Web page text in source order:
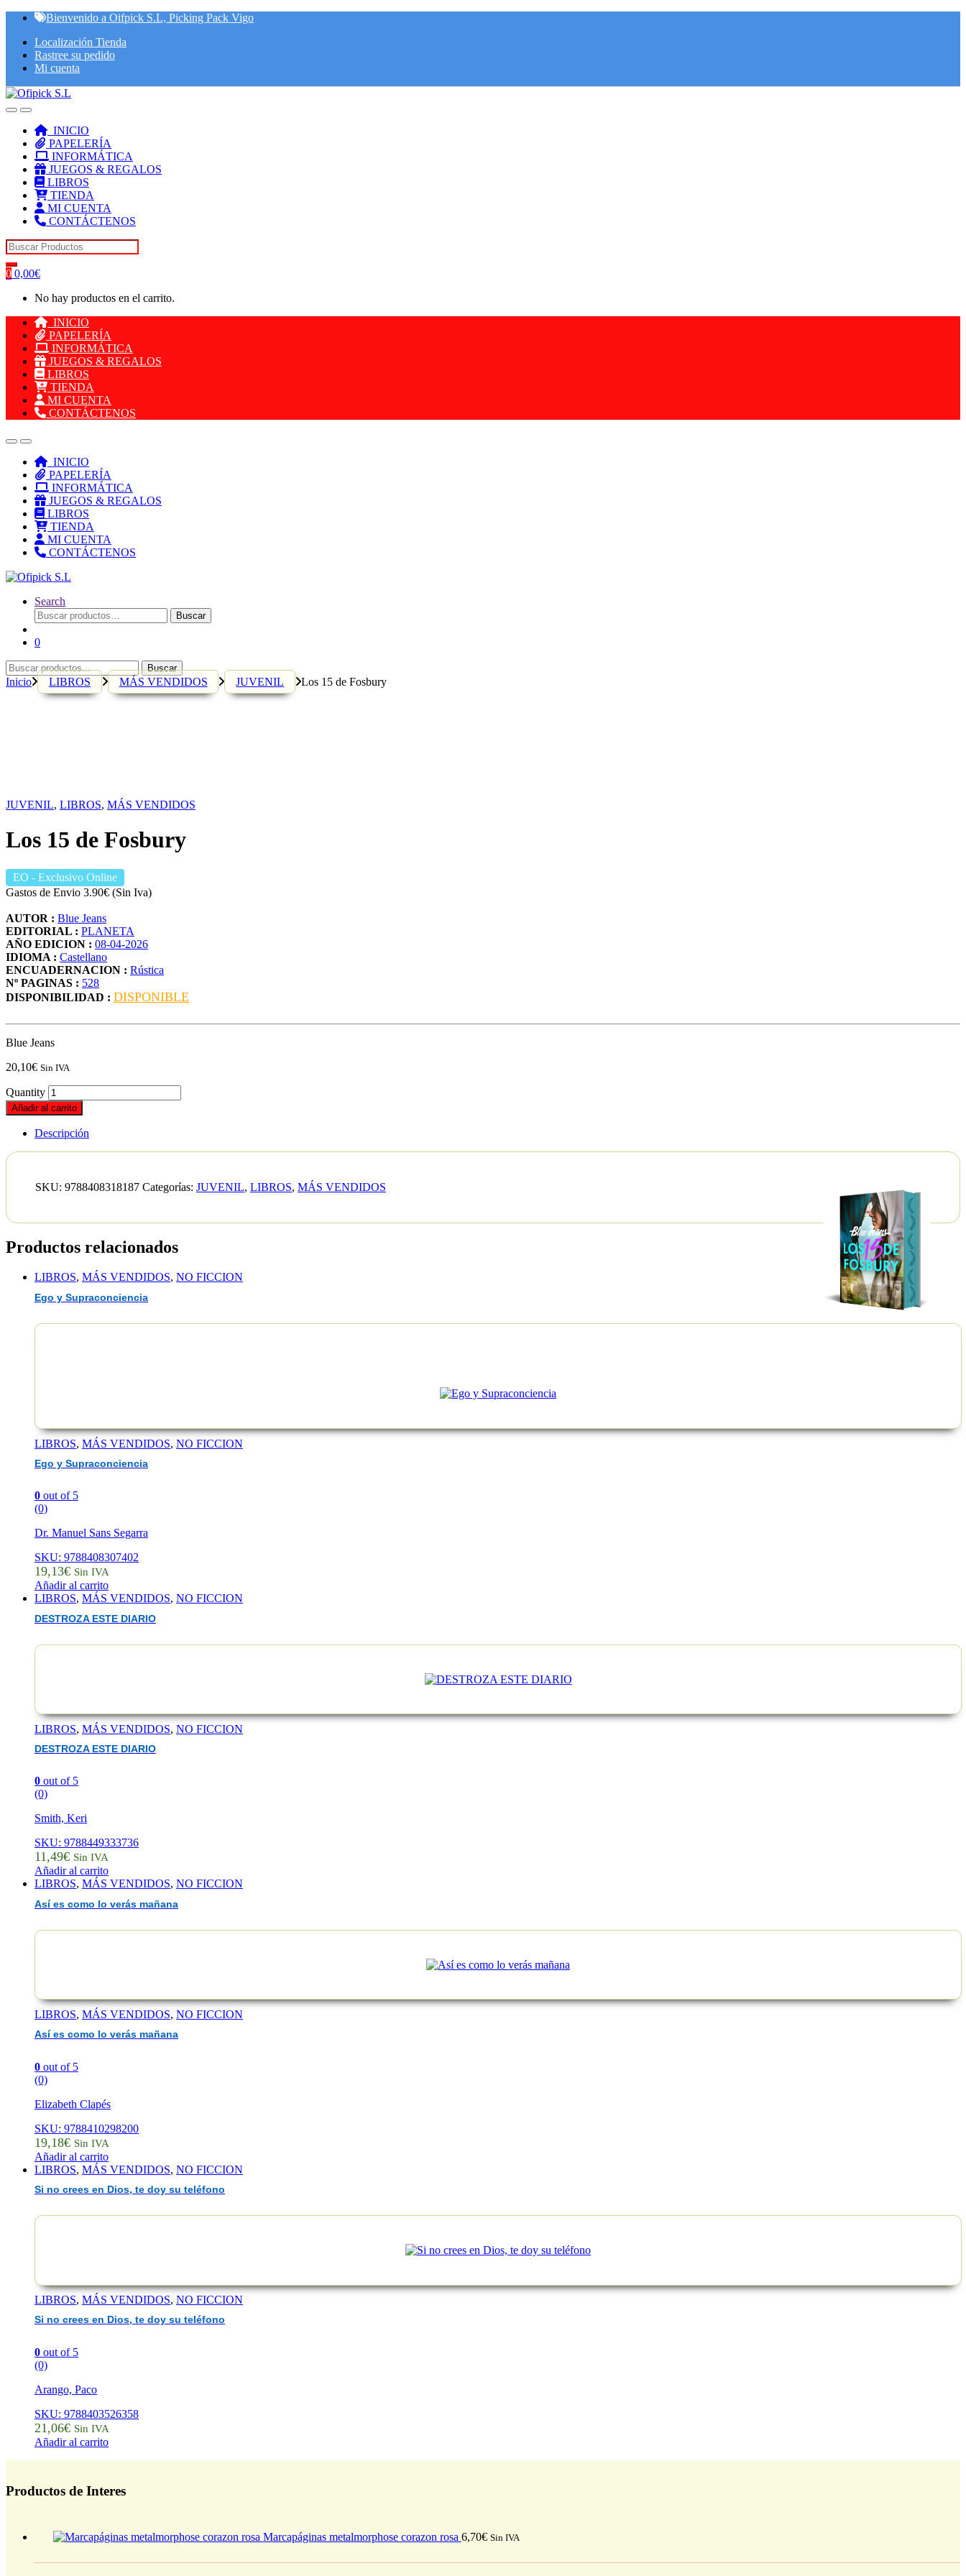
Skip
navigation
Skip
content
Bienvenido a Oifpick S.L, Picking Pack Vigo
Localización Tienda
Rastree su pedido
Mi cuenta
INICIO
PAPELERÍA
INFORMÁTICA
JUEGOS & REGALOS
LIBROS
TIENDA
MI CUENTA
CONTÁCTENOS
Search for:
0 0,00€
No hay productos en el carrito.
INICIO
PAPELERÍA
INFORMÁTICA
JUEGOS & REGALOS
LIBROS
TIENDA
MI CUENTA
CONTÁCTENOS
INICIO
PAPELERÍA
INFORMÁTICA
JUEGOS & REGALOS
LIBROS
TIENDA
MI CUENTA
CONTÁCTENOS
Search
Buscar
por:
Buscar
0
Buscar
por:
Buscar
Inicio LIBROS MÁS VENDIDOS JUVENIL Los 15 de Fosbury
JUVENIL, LIBROS, MÁS VENDIDOS
Los 15 de Fosbury
EO - Exclusivo Online
Gastos de Envio 3.90€ (Sin Iva)
AUTOR : Blue Jeans
EDITORIAL : PLANETA
AÑO EDICION : 08-04-2026
IDIOMA : Castellano
ENCUADERNACION : Rústica
Nº PAGINAS : 528
DISPONIBILIDAD : DISPONIBLE
Blue Jeans
20,10€ Sin IVA
Quantity
Añadir al carrito
Descripción
SKU: 9788408318187 Categorías: JUVENIL, LIBROS, MÁS VENDIDOS
Productos relacionados
LIBROS, MÁS VENDIDOS, NO FICCION
Ego y Supraconciencia
LIBROS, MÁS VENDIDOS, NO FICCION
Ego y Supraconciencia
0 out of 5
(0)
Dr. Manuel Sans Segarra
SKU: 9788408307402
19,13€ Sin IVA
Añadir al carrito
LIBROS, MÁS VENDIDOS, NO FICCION
DESTROZA ESTE DIARIO
LIBROS, MÁS VENDIDOS, NO FICCION
DESTROZA ESTE DIARIO
0 out of 5
(0)
Smith, Keri
SKU: 9788449333736
11,49€ Sin IVA
Añadir al carrito
LIBROS, MÁS VENDIDOS, NO FICCION
Así es como lo verás mañana
LIBROS, MÁS VENDIDOS, NO FICCION
Así es como lo verás mañana
0 out of 5
(0)
Elizabeth Clapés
SKU: 9788410298200
19,18€ Sin IVA
Añadir al carrito
LIBROS, MÁS VENDIDOS, NO FICCION
Si no crees en Dios, te doy su teléfono
LIBROS, MÁS VENDIDOS, NO FICCION
Si no crees en Dios, te doy su teléfono
0 out of 5
(0)
Arango, Paco
SKU: 9788403526358
21,06€ Sin IVA
Añadir al carrito
Productos de Interes
Marcapáginas metalmorphose corazon rosa 6,70€ Sin IVA